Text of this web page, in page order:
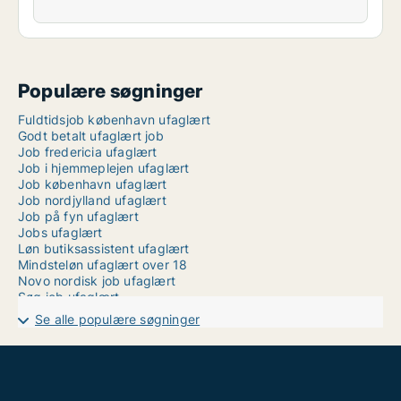
Populære søgninger
Fuldtidsjob københavn ufaglært
Godt betalt ufaglært job
Job fredericia ufaglært
Job i hjemmeplejen ufaglært
Job københavn ufaglært
Job nordjylland ufaglært
Job på fyn ufaglært
Jobs ufaglært
Løn butiksassistent ufaglært
Mindsteløn ufaglært over 18
Novo nordisk job ufaglært
Søg job ufaglært
Ufaglært arbejde viborg kommune
Ufaglært husassistent løn
Ufaglært job mariagerfjord
Se alle populære søgninger